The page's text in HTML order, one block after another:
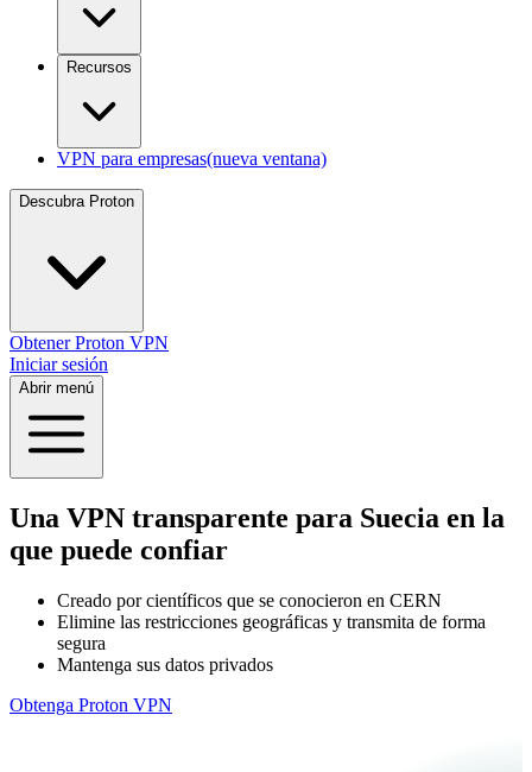
Recursos
VPN para empresas(nueva ventana)
Descubra Proton
Obtener Proton VPN
Iniciar sesión
Abrir menú
Una VPN transparente para Suecia en la
que puede confiar
Creado por científicos que se conocieron en CERN
Elimine las restricciones geográficas y transmita de forma
segura
Mantenga sus datos privados
Obtenga Proton VPN